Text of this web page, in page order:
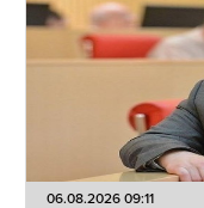
06.08.2026 09:11